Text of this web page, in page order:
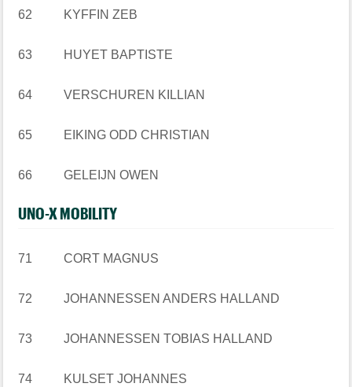
62 KYFFIN ZEB
63 HUYET BAPTISTE
64 VERSCHUREN KILLIAN
65 EIKING ODD CHRISTIAN
66 GELEIJN OWEN
UNO-X MOBILITY
71 CORT MAGNUS
72 JOHANNESSEN ANDERS HALLAND
73 JOHANNESSEN TOBIAS HALLAND
74 KULSET JOHANNES